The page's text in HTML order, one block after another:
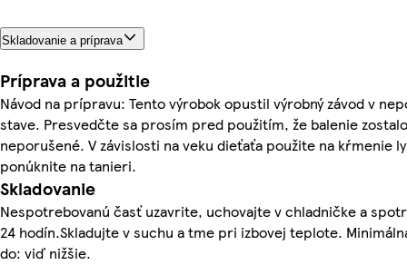
Skladovanie a príprava
Príprava a použitie
Návod na prípravu: Tento výrobok opustil výrobný závod v
stave. Presvedčte sa prosím pred použitím, že balenie zostalo
neporušené. V závislosti na veku dieťaťa použite na kŕmenie
ponúknite na tanieri.
Skladovanie
Nespotrebovanú časť uzavrite, uchovajte v chladničke a
24 hodín.Skladujte v suchu a tme pri izbovej teplote.
do: viď nižšie.